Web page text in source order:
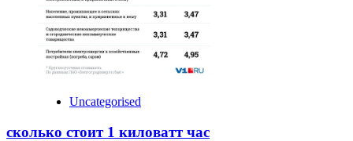
Uncategorised
сколько стоит 1 киловатт час